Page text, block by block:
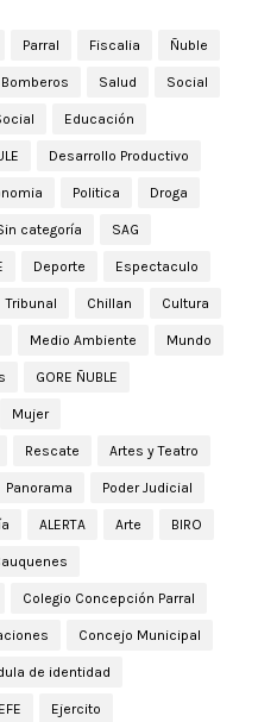
Parral Fiscalia Ñuble
Bomberos Salud Social
Educación
Desarrollo Productivo
Politica Droga
categoría SAG
Deporte Espectaculo
Tribunal Chillan Cultura
Medio Ambiente Mundo
GORE ÑUBLE
Mujer
Rescate Artes y Teatro
Panorama Poder Judicial
ALERTA Arte BIRO
Colegio Concepción Parral
Concejo Municipal
de identidad
EFE Ejercito